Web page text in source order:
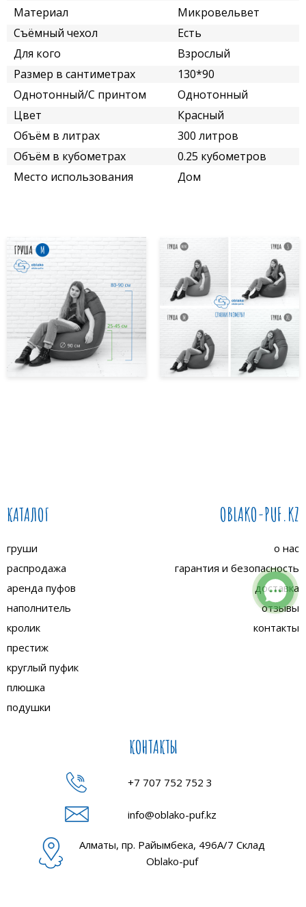
Материал
Микровельвет
Съёмный чехол
Есть
Для кого
Взрослый
Размер в сантиметрах
130*90
Однотонный/С принтом
Однотонный
Цвет
Красный
Объём в литрах
300 литров
Объём в кубометрах
0.25 кубометров
Место использования
Дом
КАТАЛОГ
груши
распродажа
аренда пуфов
наполнитель
кролик
престиж
круглый пуфик
плюшка
подушки
OBLAKO-PUF.KZ
о нас
гарантия и безопасность
доставка
отзывы
контакты
КОНТАКТЫ
+7 707 752 752 3
info@oblako-puf.kz
Алматы, пр. Райымбека, 496А/7 Склад
Oblako-puf